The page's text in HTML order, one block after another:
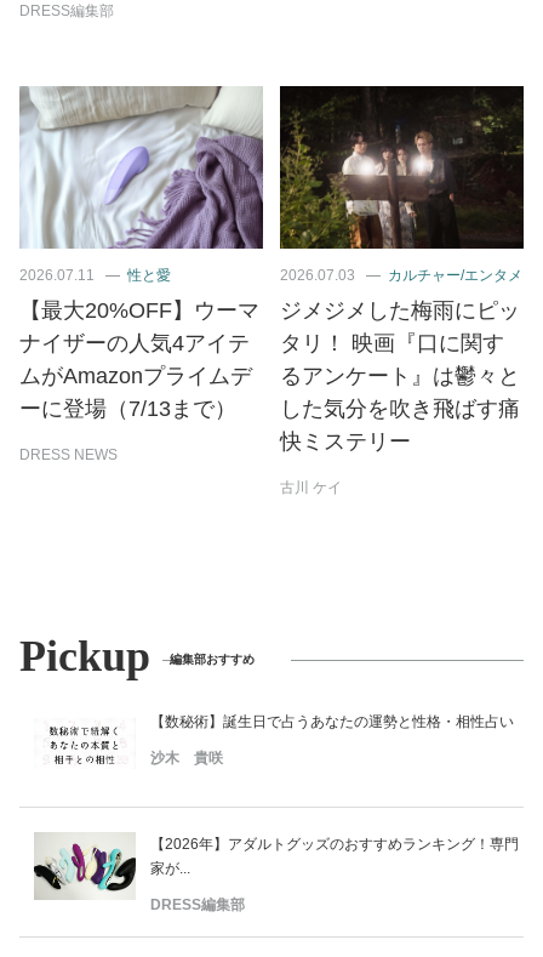
DRESS編集部
2026.07.11 性と愛
【最大20%OFF】ウーマ
ナイザーの人気4アイテ
ムがAmazonプライムデ
ーに登場（7/13まで）
DRESS NEWS
2026.07.03 カルチャー/エンタメ
ジメジメした梅雨にピッ
タリ！ 映画『口に関す
るアンケート』は鬱々と
した気分を吹き飛ばす痛
快ミステリー
古川 ケイ
Pickup 編集部おすすめ
【数秘術】誕生日で占うあなたの運勢と性格・相性占い
沙木 貴咲
【2026年】アダルトグッズのおすすめランキング！専門
家が...
DRESS編集部